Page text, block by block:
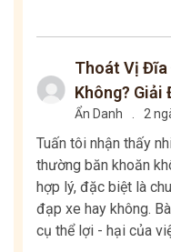
Thoát Vị Đĩa
Không? Giải
Ẩn Danh 2
Tuấn tôi nhận thấy
thường băn khoăn
hợp lý, đặc biệt là
đạp xe hay không.
cụ thể lợi - hại của